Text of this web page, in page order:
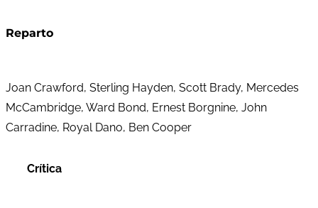
Reparto
Joan Crawford, Sterling Hayden, Scott Brady, Mercedes
McCambridge, Ward Bond, Ernest Borgnine, John
Carradine, Royal Dano, Ben Cooper
Crítica